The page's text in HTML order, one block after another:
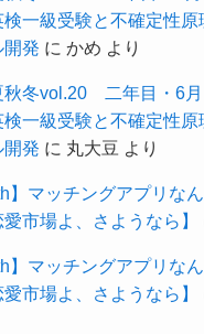
検一級受験と不確定性
開発 にかめ より
秋冬vol.20 二年目・6
検一級受験と不確定性
開発 に 丸大豆 より
】マッチングアプリな
市場よ、さようなら】
】マッチングアプリな
市場よ、さようなら】